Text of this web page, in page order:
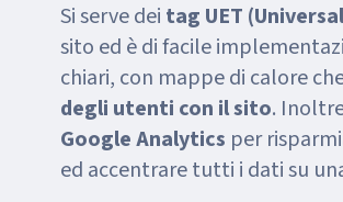
Si serve dei tag UET
sito ed è di facile
chiari, con mappe di calore
degli utenti con il sito.
Google Analytics per
ed accentrare tutti i dati su